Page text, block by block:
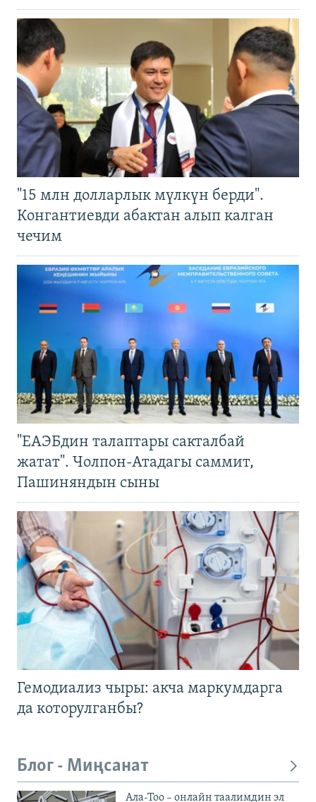
"15 млн долларлык мүлкүн берди".
Конгантиевди абактан алып калган
чечим
"ЕАЭБдин талаптары сакталбай
жатат". Чолпон-Атадагы саммит,
Пашиняндын сыны
Гемодиализ чыры: акча маркумдарга
да которулганбы?
Блог - Миңсанат
Ала-Тоо – онлайн таалимдин эл